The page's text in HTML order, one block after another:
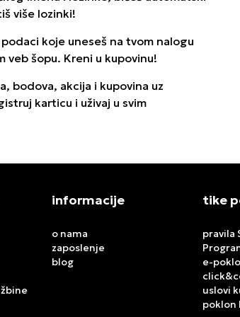
više lozinki!
koje uneseš na tvom nalogu
veb šopu. Kreni u kupovinu!
bodova, akcija i kupovina uz
karticu i uživaj u svim
informacije
o nama
zaposlenje
blog
tike
pravila
e-
uslovi
poklon